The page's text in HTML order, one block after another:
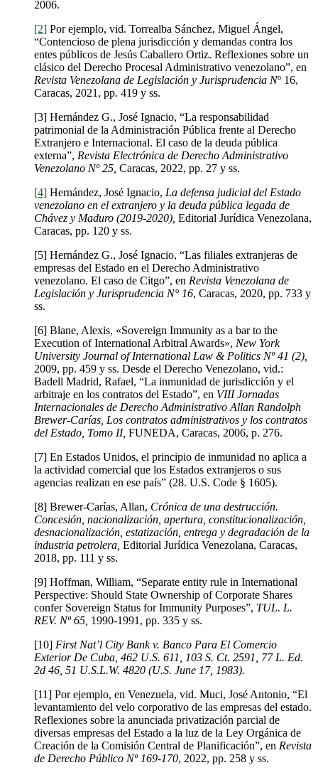
2006.
[2] Por ejemplo, vid. Torrealba Sánchez, Miguel Ángel,
“Contencioso de plena jurisdicción y demandas contra los
entes públicos de Jesús Caballero Ortiz. Reflexiones sobre un
clásico del Derecho Procesal Administrativo venezolano”, en
Revista Venezolana de Legislación y Jurisprudencia Nº 16,
Caracas, 2021, pp. 419 y ss.
[3] Hernández G., José Ignacio, “La responsabilidad
patrimonial de la Administración Pública frente al Derecho
Extranjero e Internacional. El caso de la deuda pública
externa”, Revista Electrónica de Derecho Administrativo
Venezolano Nº 25, Caracas, 2022, pp. 27 y ss.
[4] Hernández, José Ignacio, La defensa judicial del Estado
venezolano en el extranjero y la deuda pública legada de
Chávez y Maduro (2019-2020), Editorial Jurídica Venezolana,
Caracas, pp. 120 y ss.
[5] Hernández G., José Ignacio, “Las filiales extranjeras de
empresas del Estado en el Derecho Administrativo
venezolano. El caso de Citgo”, en Revista Venezolana de
Legislación y Jurisprudencia N° 16, Caracas, 2020, pp. 733 y
ss.
[6] Blane, Alexis, «Sovereign Immunity as a bar to the
Execution of International Arbitral Awards», New York
University Journal of International Law & Politics Nº 41 (2),
2009, pp. 459 y ss. Desde el Derecho Venezolano, vid.:
Badell Madrid, Rafael, “La inmunidad de jurisdicción y el
arbitraje en los contratos del Estado”, en VIII Jornadas
Internacionales de Derecho Administrativo Allan Randolph
Brewer-Carías, Los contratos administrativos y los contratos
del Estado, Tomo II, FUNEDA, Caracas, 2006, p. 276.
[7] En Estados Unidos, el principio de inmunidad no aplica a
la actividad comercial que los Estados extranjeros o sus
agencias realizan en ese país” (28. U.S. Code § 1605).
[8] Brewer-Carías, Allan, Crónica de una destrucción.
Concesión, nacionalización, apertura, constitucionalización,
desnacionalización, estatización, entrega y degradación de la
industria petrolera, Editorial Jurídica Venezolana, Caracas,
2018, pp. 111 y ss.
[9] Hoffman, William, “Separate entity rule in International
Perspective: Should State Ownership of Corporate Shares
confer Sovereign Status for Immunity Purposes”, TUL. L.
REV. Nº 65, 1990-1991, pp. 335 y ss.
[10] First Nat’l City Bank v. Banco Para El Comercio
Exterior De Cuba, 462 U.S. 611, 103 S. Ct. 2591, 77 L. Ed.
2d 46, 51 U.S.L.W. 4820 (U.S. June 17, 1983).
[11] Por ejemplo, en Venezuela, vid. Muci, José Antonio, “El
levantamiento del velo corporativo de las empresas del estado.
Reflexiones sobre la anunciada privatización parcial de
diversas empresas del Estado a la luz de la Ley Orgánica de
Creación de la Comisión Central de Planificación”, en Revista
de Derecho Público Nº 169-170, 2022, pp. 258 y ss.